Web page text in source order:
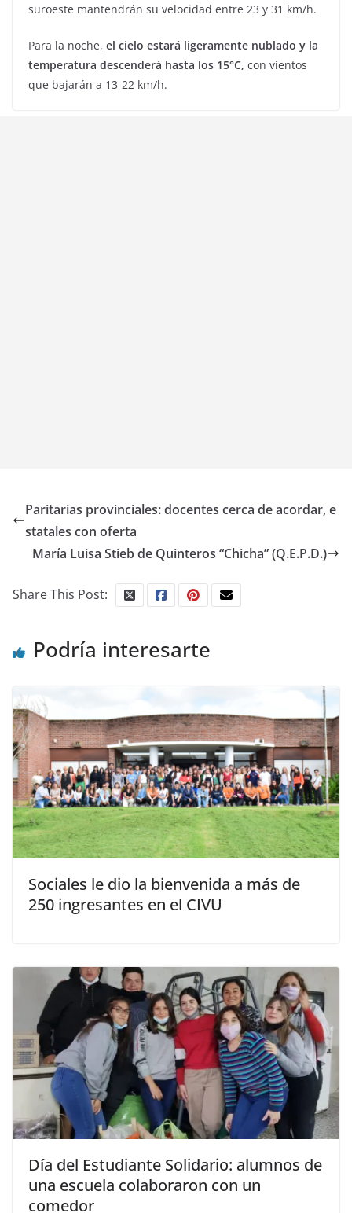
suroeste mantendrán su velocidad entre 23 y 31 km/h.
Para la noche, el cielo estará ligeramente nublado y la
temperatura descenderá hasta los 15°C, con vientos
que bajarán a 13-22 km/h.
Paritarias provinciales: docentes cerca de acordar, e
statales con oferta
María Luisa Stieb de Quinteros “Chicha” (Q.E.P.D.)
Share This Post:
Podría interesarte
Sociales le dio la bienvenida a más de
250 ingresantes en el CIVU
Día del Estudiante Solidario: alumnos de
una escuela colaboraron con un
comedor